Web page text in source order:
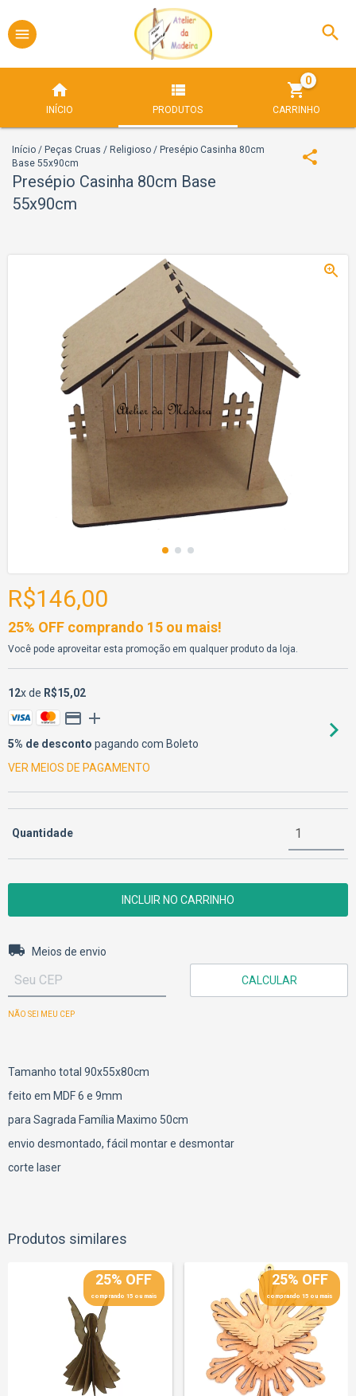
INÍCIO PRODUTOS CARRINHO
0
Início / Peças Cruas / Religioso / Presépio Casinha 80cm
Base 55x90cm
Presépio Casinha 80cm Base
55x90cm
R$146,00
25% OFF comprando 15 ou mais!
Você pode aproveitar esta promoção em qualquer produto da loja.
12x de R$15,02
5% de desconto pagando com Boleto
VER MEIOS DE PAGAMENTO
Quantidade
Entregas para o CEP:
Meios de envio
CALCULAR
NÃO SEI MEU CEP
Tamanho total 90x55x80cm
feito em MDF 6 e 9mm
para Sagrada Família Maximo 50cm
envio desmontado, fácil montar e desmontar
corte laser
Produtos similares
25% OFF
comprando 15 ou mais
25% OFF
comprando 15 ou mais